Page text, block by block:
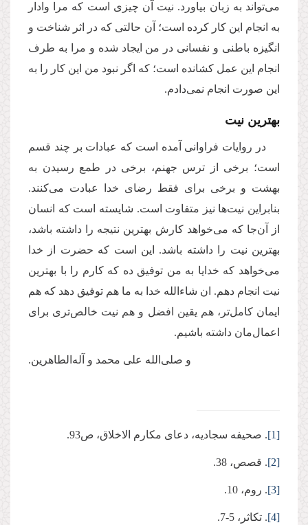
می‌تواند به زبان بیاورد. نیت آن چیزی است که مرا وادار
به انجام این کار کرده است؛ آن حالتی که در اثر شناخت و
انگیزه باطنی و نفسانی در من ایجاد شده و مرا به طرف
انجام این عمل کشانده است؛ که اگر نبود من این کار را به
این صورت انجام نمی‌دادم.
بهترین نیت
در روایات فراوانی آمده است که عبادات بر چند قسم
است؛ برخی از ترس جهنم، برخی در طمع رسیدن به
بهشت و برخی برای فقط رضای خدا عبادت می‌کنند.
بنابراین نیت‌ها نیز متفاوت است. شایسته است که انسان
از آن‌جا که می‌خواهد کارش بهترین نتیجه را داشته باشد،
بهترین نیت را داشته باشد. این است که حضرت از خدا
می‌خواهد که خدایا به من توفیق ده که کارم را با بهترین
نیت انجام دهم. ان شاءالله خدا به ما هم توفیق دهد که هم
ایمان کامل‌تر، هم یقین افضل و هم نیت خالص‌تری برای
اعمال‌مان داشته باشیم.
و صلی‌الله علی محمد و آله‌الطاهرین.
[1]. صحیفه سجادیه، دعای مکارم الاخلاق، ص93.
[2]. قصص، 38.
[3]. روم، 10.
[4]. تکاثر، 5-7.